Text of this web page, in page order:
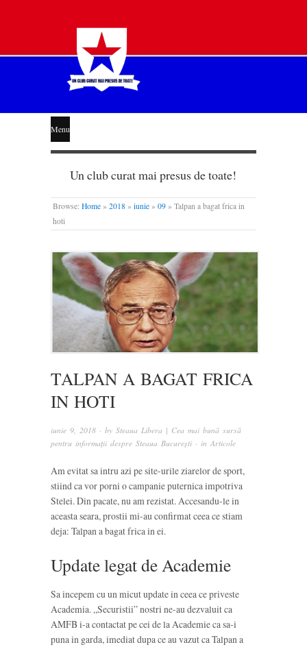
STEAUA
LIBERĂ
Menu
Un club curat mai presus de toate!
Browse: Home » 2018 » iunie » 09 » Talpan a bagat frica in
hoti
TALPAN A BAGAT FRICA
IN HOTI
iunie 9, 2018 · by Steaua Libera | Cea mai bună sursă
pentru informații despre Steaua București · in Articole
Am evitat sa intru azi pe site-urile ziarelor de sport,
stiind ca vor porni o campanie puternica impotriva
Stelei. Din pacate, nu am rezistat. Accesandu-le in
aceasta seara, prostii mi-au confirmat ceea ce stiam
deja: Talpan a bagat frica in ei.
Update legat de Academie
Sa incepem cu un micut update in ceea ce priveste
Academia. „Securistii” nostri ne-au dezvaluit ca
AMFB i-a contactat pe cei de la Academie ca sa-i
puna in garda, imediat dupa ce au vazut ca Talpan a